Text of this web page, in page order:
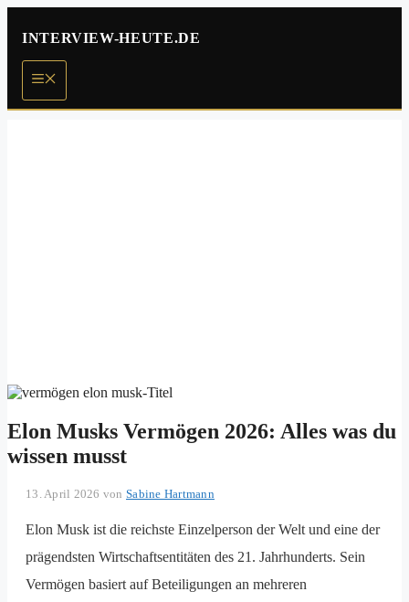
Inhalt
springen
INTERVIEW-HEUTE.DE
Menü
Elon Musks Vermögen 2026: Alles was du
wissen musst
13. April 2026 vonSabine Hartmann
Elon Musk ist die reichste Einzelperson der Welt und eine der
prägendsten Wirtschaftsentitäten des 21. Jahrhunderts. Sein
Vermögen basiert auf Beteiligungen an mehreren